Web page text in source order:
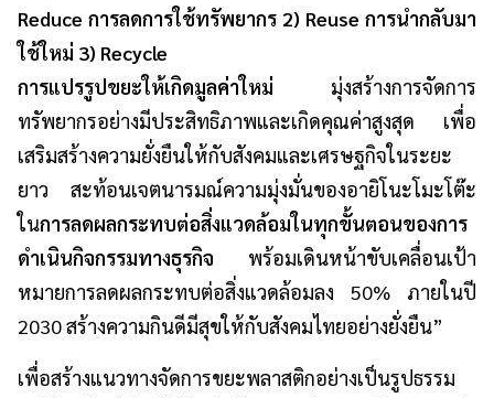
Reduce การลดการใช้ทรัพยากร 2) Reuse การนำกลับมา
ใช้ใหม่ 3) Recycle
การแปรรูปขยะให้เกิดมูลค่าใหม่ มุ่งสร้างการจัดการ
ทรัพยากรอย่างมีประสิทธิภาพและเกิดคุณค่าสูงสุด เพื่อ
เสริมสร้างความยั่งยืนให้กับสังคมและเศรษฐกิจในระยะ
ยาว สะท้อนเจตนารมณ์ความมุ่งมั่นของอายิโนะโมะโต๊ะ
ในการลดผลกระทบต่อสิ่งแวดล้อมในทุกขั้นตอนของการ
ดำเนินกิจกรรมทางธุรกิจ พร้อมเดินหน้าขับเคลื่อนเป้า
หมายการลดผลกระทบต่อสิ่งแวดล้อมลง 50% ภายในปี
2030 สร้างความกินดีมีสุขให้กับสังคมไทยอย่างยั่งยืน”
เพื่อสร้างแนวทางจัดการขยะพลาสติกอย่างเป็นรูปธรรม